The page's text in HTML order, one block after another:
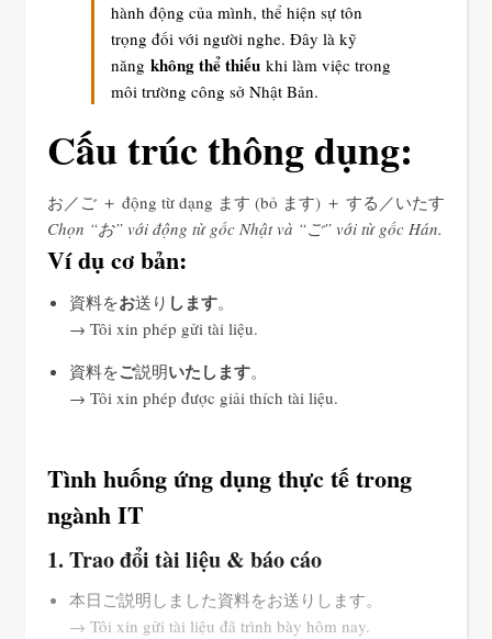
hành động của mình, thể hiện sự tôn
trọng đối với người nghe. Đây là kỹ
năng không thể thiếu khi làm việc trong
môi trường công sở Nhật Bản.
Cấu trúc thông dụng:
お／ご ＋ động từ dạng ます (bỏ ます) ＋ する／いたす
Chọn “お” với động từ gốc Nhật và “ご” với từ gốc Hán.
Ví dụ cơ bản:
資料をお送り します。
→ Tôi xin phép gửi tài liệu.
資料をご説明いたします。
→ Tôi xin phép được giải thích tài liệu.
Tình huống ứng dụng thực tế trong
ngành IT
1. Trao đổi tài liệu & báo cáo
本日ご説明しました資料をお送りします。
→ Tôi xin gửi tài liệu đã trình bày hôm nay.